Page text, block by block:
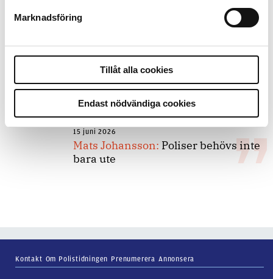
Marknadsföring
Tillåt alla cookies
Endast nödvändiga cookies
bakbinder polisen
7 juli 2026
Debatt:Med för höga krav på evidens
kan polisen inte göra något alls
15 juni 2026
Mats Johansson: Poliser behövs inte
bara ute
Kontakt Om Polistidningen Prenumerera Annonsera